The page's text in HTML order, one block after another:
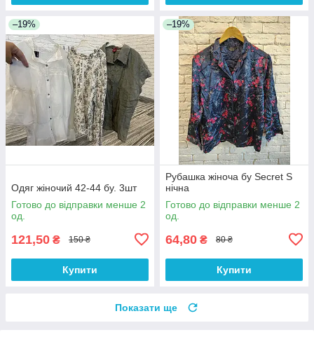
–19%
Одяг жіночий 42-44 бу. 3шт
Готово до відправки менше 2
од.
121,50 ₴ 150 ₴
Купити
–19%
Рубашка жіноча бу Secret S
нічна
Готово до відправки менше 2
од.
64,80 ₴ 80 ₴
Купити
Показати ще